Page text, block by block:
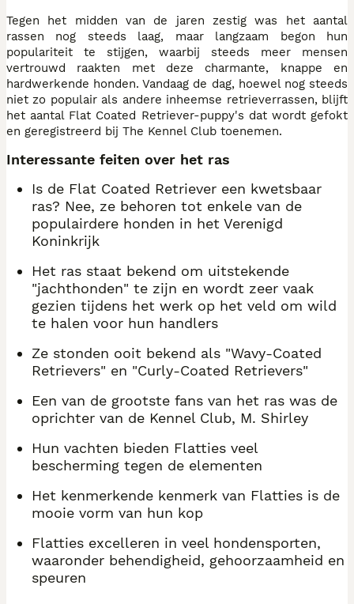
Tegen het midden van de jaren zestig was het aantal
rassen nog steeds laag, maar langzaam begon hun
populariteit te stijgen, waarbij steeds meer mensen
vertrouwd raakten met deze charmante, knappe en
hardwerkende honden. Vandaag de dag, hoewel nog steeds
niet zo populair als andere inheemse retrieverrassen, blijft
het aantal Flat Coated Retriever-puppy's dat wordt gefokt
en geregistreerd bij The Kennel Club toenemen.
Interessante feiten over het ras
Is de Flat Coated Retriever een kwetsbaar
ras? Nee, ze behoren tot enkele van de
populairdere honden in het Verenigd
Koninkrijk
Het ras staat bekend om uitstekende
"jachthonden" te zijn en wordt zeer vaak
gezien tijdens het werk op het veld om wild
te halen voor hun handlers
Ze stonden ooit bekend als "Wavy-Coated
Retrievers" en "Curly-Coated Retrievers"
Een van de grootste fans van het ras was de
oprichter van de Kennel Club, M. Shirley
Hun vachten bieden Flatties veel
bescherming tegen de elementen
Het kenmerkende kenmerk van Flatties is de
mooie vorm van hun kop
Flatties excelleren in veel hondensporten,
waaronder behendigheid, gehoorzaamheid en
speuren